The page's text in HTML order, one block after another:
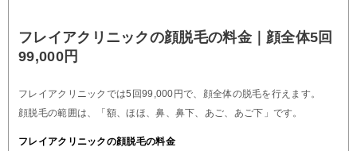
フレイアクリニックの顔脱毛の料金｜顔全体5回
99,000円
フレイアクリニックでは5回99,000円で、顔全体の脱毛を行えます。
顔脱毛の範囲は、「額、ほほ、鼻、鼻下、あご、あご下」です。
フレイアクリニックの顔脱毛の料金